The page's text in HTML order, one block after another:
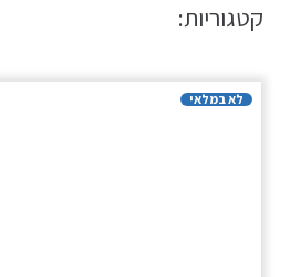
קטגוריות:
לא במלאי